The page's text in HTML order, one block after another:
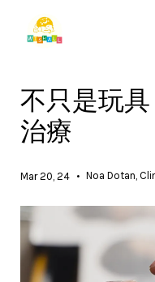
不只是玩
治療
Mar 20, 24 • Noa Dotan,
您的購物